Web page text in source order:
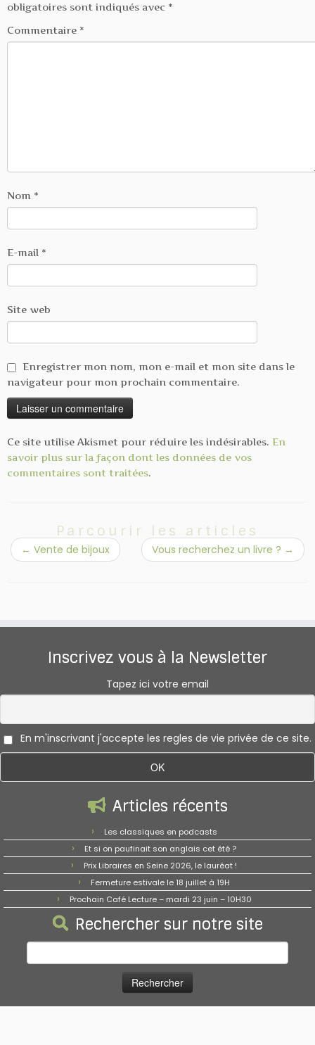
obligatoires sont indiqués avec *
Commentaire *
Nom *
E-mail *
Site web
Enregistrer mon nom, mon e-mail et mon site dans le
navigateur pour mon prochain commentaire.
Ce site utilise Akismet pour réduire les indésirables. En
savoir plus sur la façon dont les données de vos
commentaires sont traitées.
Parcourir les articles
← Vente de bijoux Vous recherchez un livre ? →
Inscrivez vous à la Newsletter
Tapez ici votre email
En m'inscrivant j'accepte les regles de vie privée de ce site.
Articles récents
Les classiques en podcasts
Et si on paufinait son anglais cet été ?
Prix Libraires en Seine 2026, le lauréat !
Fermeture estivale le 18 juillet à 19H
Prochain Café Lecture – mardi 23 juin – 10H30
Rechercher sur notre site